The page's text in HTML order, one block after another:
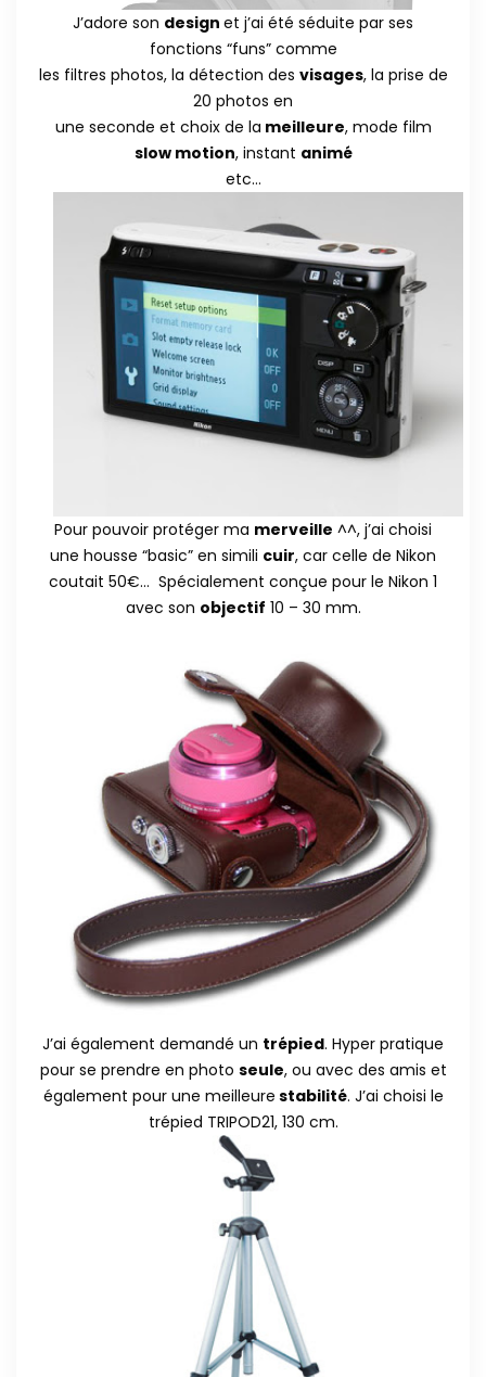
J’adore son design et j’ai été séduite par ses
fonctions “funs” comme
les filtres photos, la détection des visages, la prise de
20 photos en
une seconde et choix de la meilleure, mode film
slow motion, instant animé
etc…
Pour pouvoir protéger ma merveille ^^, j’ai choisi
une housse “basic” en simili cuir, car celle de Nikon
coutait 50€… Spécialement conçue pour le Nikon 1
avec son objectif 10 – 30 mm.
J’ai également demandé un trépied. Hyper pratique
pour se prendre en photo seule, ou avec des amis et
également pour une meilleure stabilité. J’ai choisi le
trépied TRIPOD21, 130 cm.